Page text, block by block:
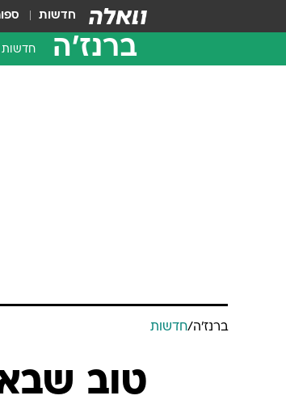
חדשות
ברנז'ה חדשות
ברנז'ה/חדשות
טוב